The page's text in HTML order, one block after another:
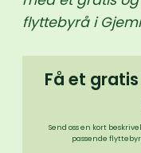
flyttebyrå i
Få et
Send oss en kort
passende